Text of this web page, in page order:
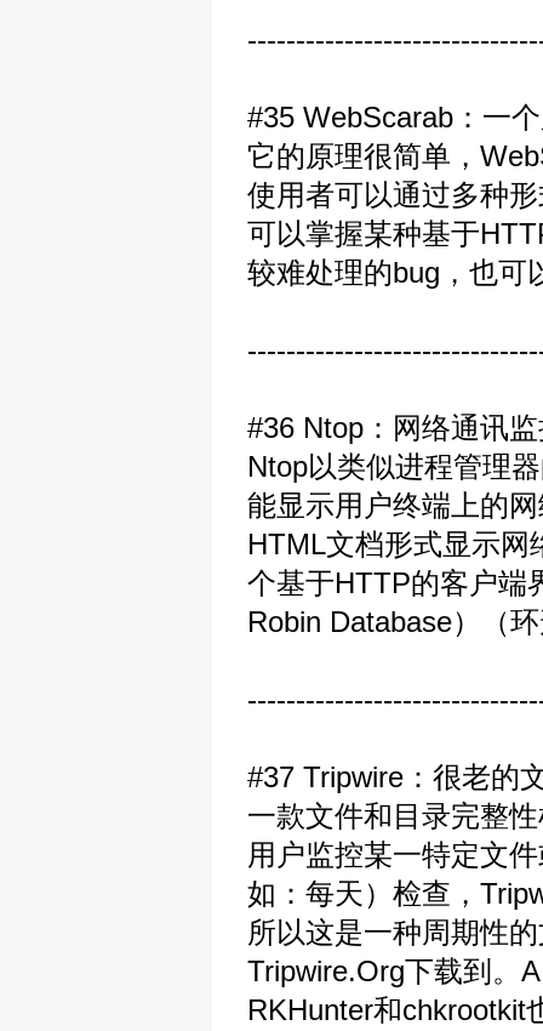
#35 WebScarab：一
它的原理很简单，
使用者可以通过多种
可以掌握某种基于
较难处理的bug，也可
#36 Ntop：网络通讯
Ntop以类似进程管理
能显示用户终端上的
HTML文档形式显示
个基于HTTP的客户端
Robin Database）（
#37 Tripwire：很老的
一款文件和目录完整
用户监控某一特定文
如：每天）检查，
所以这是一种周期性
Tripwire.Org下载到。
RKHunter和chkrootkit